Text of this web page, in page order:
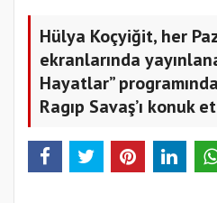
Hülya Koçyiğit, her
ekranlarında
Hayatlar”
Ragıp Savaş’ı konuk